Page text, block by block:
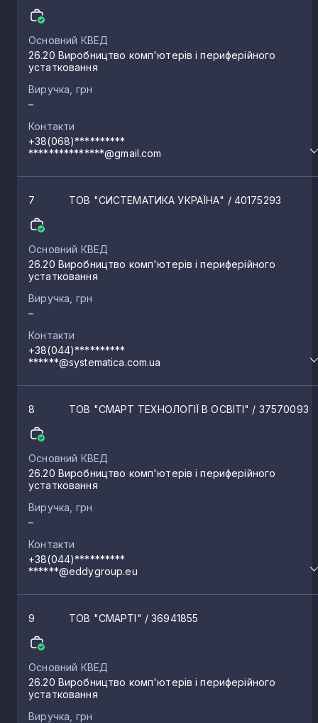
Основний КВЕД
26.20 Виробництво комп'ютерів і периферійного
устатковання
Виручка, грн
–
Контакти
+38(068)**********
***************@gmail.com
7 ТОВ "СИСТЕМАТИКА УКРАЇНА" / 40175293
Основний КВЕД
26.20 Виробництво комп'ютерів і периферійного
устатковання
Виручка, грн
–
Контакти
+38(044)**********
******@systematica.com.ua
8 ТОВ "СМАРТ ТЕХНОЛОГІЇ В ОСВІТІ" / 37570093
Основний КВЕД
26.20 Виробництво комп'ютерів і периферійного
устатковання
Виручка, грн
–
Контакти
+38(044)**********
******@eddygroup.eu
9 ТОВ "СМАРТІ" / 36941855
Основний КВЕД
26.20 Виробництво комп'ютерів і периферійного
устатковання
Виручка, грн